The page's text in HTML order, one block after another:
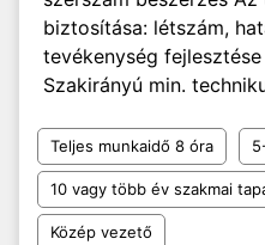
biztosítása: létszám,
tevékenység
Szakirányú min.
Teljes munkaidő 8 óra
10 vagy több év szakmai
Közép vezető